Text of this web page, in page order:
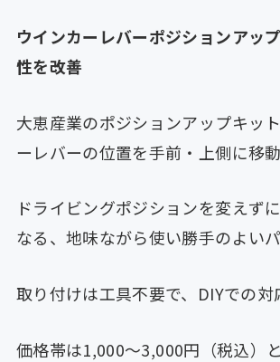
ウインカーレバーポジションアッ
性を改善
大恵産業のポジションアップキッ
ーレバーの位置を手前・上側に移動
ドライビングポジションを変えず
なる、地味ながら使い勝手のよいパ
取り付けは工具不要で、DIYでの対
価格帯は1,000〜3,000円（税込）と